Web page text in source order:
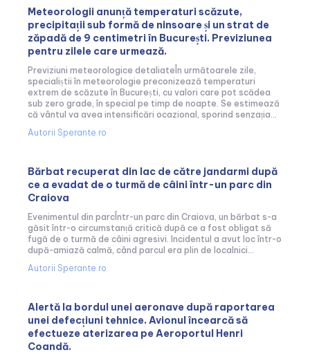
Meteorologii anunță temperaturi scăzute,
precipitații sub formă de ninsoare și un strat de
zăpadă de 9 centimetri în București. Previziunea
pentru zilele care urmează.
Previziuni meteorologice detaliateÎn următoarele zile,
specialiștii în meteorologie preconizează temperaturi
extrem de scăzute în București, cu valori care pot scădea
sub zero grade, în special pe timp de noapte. Se estimează
că vântul va avea intensificări ocazional, sporind senzația...
Autorii Sperante.ro
Bărbat recuperat din lac de către jandarmi după
ce a evadat de o turmă de câini într-un parc din
Craiova
Evenimentul din parcÎntr-un parc din Craiova, un bărbat s-a
găsit într-o circumstanță critică după ce a fost obligat să
fugă de o turmă de câini agresivi. Incidentul a avut loc într-o
după-amiază calmă, când parcul era plin de localnici...
Autorii Sperante.ro
Alertă la bordul unei aeronave după raportarea
unei defecțiuni tehnice. Avionul încearcă să
efectueze aterizarea pe Aeroportul Henri
Coandă.